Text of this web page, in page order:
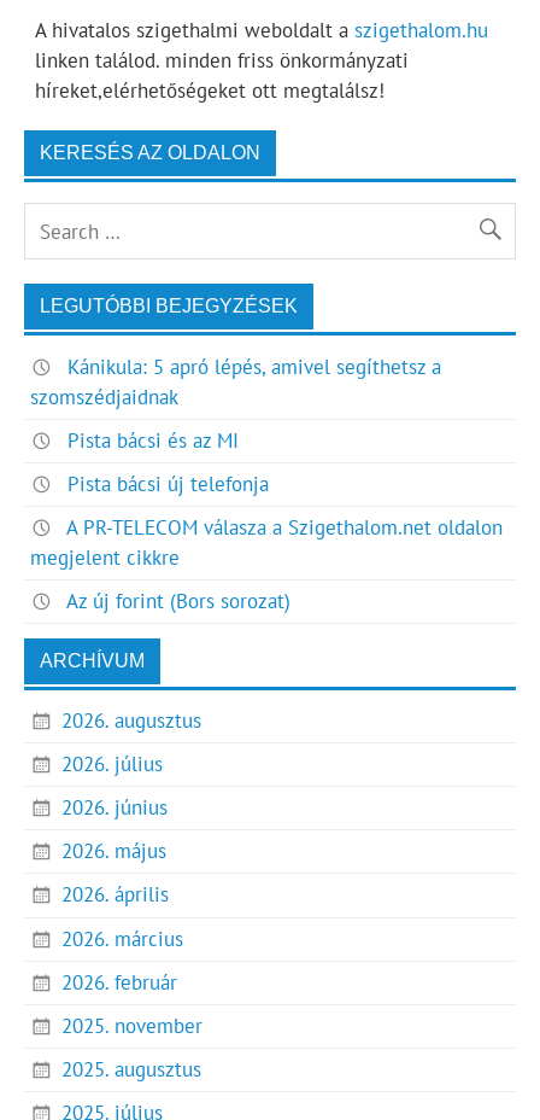
A hivatalos szigethalmi weboldalt a szigethalom.hu
linken találod. minden friss önkormányzati
híreket,elérhetőségeket ott megtalálsz!
KERESÉS AZ OLDALON
LEGUTÓBBI BEJEGYZÉSEK
Kánikula: 5 apró lépés, amivel segíthetsz a
szomszédjaidnak
Pista bácsi és az MI
Pista bácsi új telefonja
A PR-TELECOM válasza a Szigethalom.net oldalon
megjelent cikkre
Az új forint (Bors sorozat)
ARCHÍVUM
2026. augusztus
2026. július
2026. június
2026. május
2026. április
2026. március
2026. február
2025. november
2025. augusztus
2025. július